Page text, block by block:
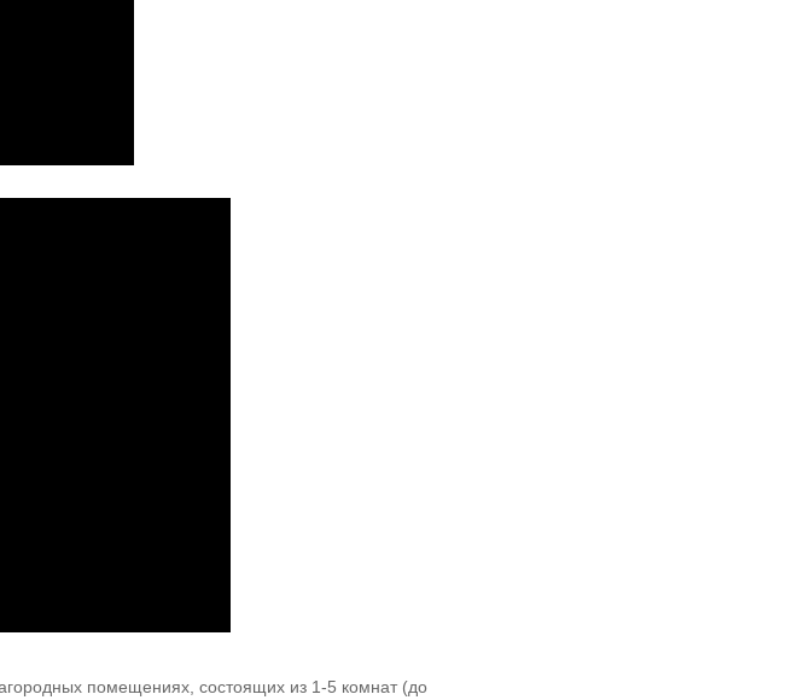
помещениях, состоящих из 1-5 комнат (до